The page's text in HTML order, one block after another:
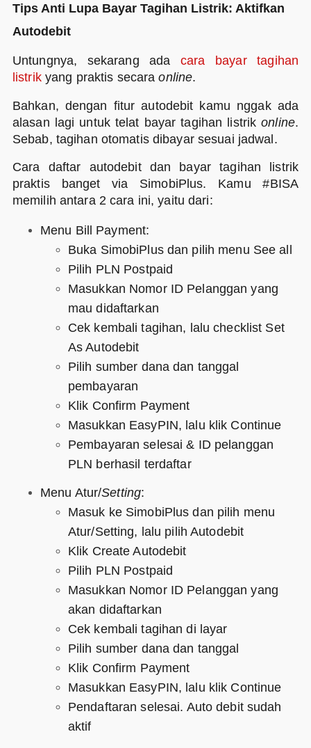
Tips Anti Lupa Bayar Tagihan Listrik: Aktifkan
Autodebit
Untungnya, sekarang adacara bayar tagihan
listrikyang praktis secaraonline.
Bahkan, dengan fitur autodebit kamu nggak ada
alasan lagi untuk telat bayar tagihan listrikonline.
Sebab, tagihan otomatis dibayar sesuai jadwal.
Cara daftar autodebit dan bayar tagihan listrik
praktis banget via SimobiPlus. Kamu #BISA
memilih antara 2 cara ini, yaitu dari:
Menu Bill Payment:
Buka SimobiPlus dan pilih menu See all
Pilih PLN Postpaid
Masukkan Nomor ID Pelanggan yang
mau didaftarkan
Cek kembali tagihan, lalu checklist Set
As Autodebit
Pilih sumber dana dan tanggal
pembayaran
Klik Confirm Payment
Masukkan EasyPIN, lalu klik Continue
Pembayaran selesai & ID pelanggan
PLN berhasil terdaftar
Menu Atur/Setting:
Masuk ke SimobiPlus dan pilih menu
Atur/Setting, lalu pilih Autodebit
Klik Create Autodebit
Pilih PLN Postpaid
Masukkan Nomor ID Pelanggan yang
akan didaftarkan
Cek kembali tagihan di layar
Pilih sumber dana dan tanggal
Klik Confirm Payment
Masukkan EasyPIN, lalu klik Continue
Pendaftaran selesai. Auto debit sudah
aktif